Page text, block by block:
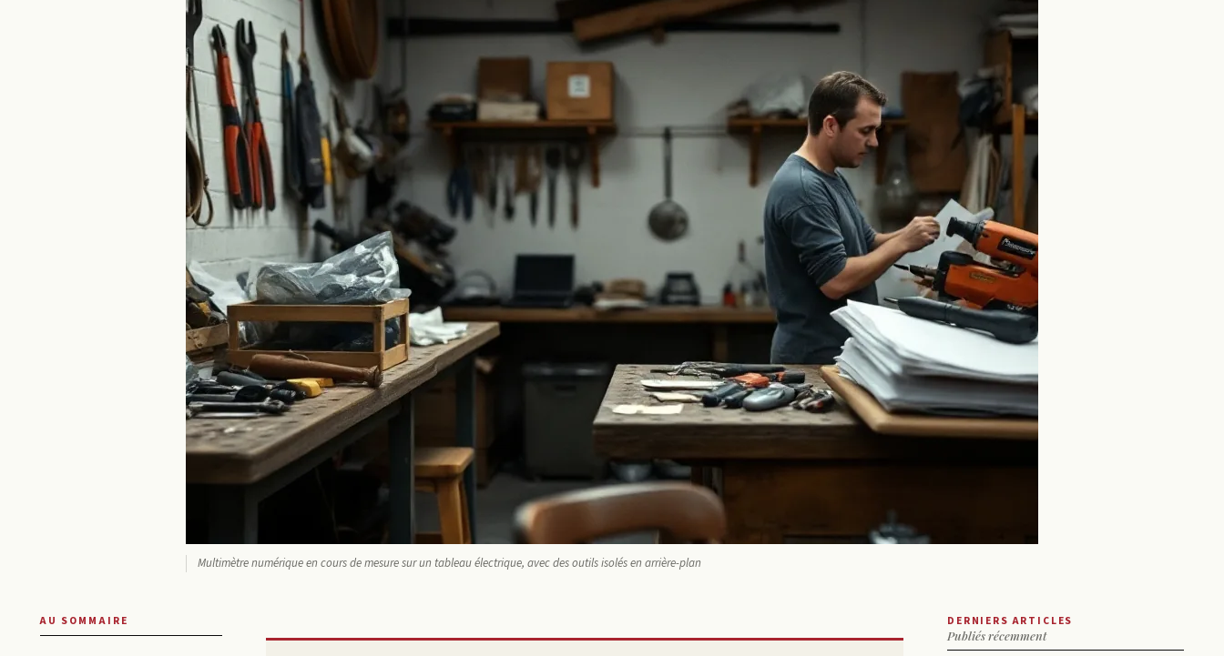
Multimètre numérique en cours de mesure sur un tableau électrique, avec des outils isolés en arrière-plan
AU SOMMAIRE
DERNIERS ARTICLES
Publiés récemment